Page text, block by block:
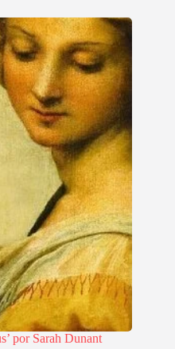
por Sarah Dunant